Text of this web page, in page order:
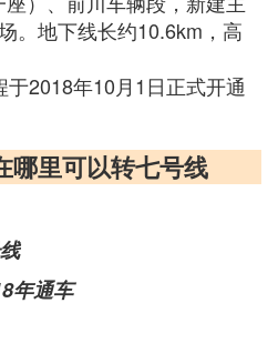
。地下线长约10.6km，高
2018年10月1日正式开通
里可以转七号线
年通车